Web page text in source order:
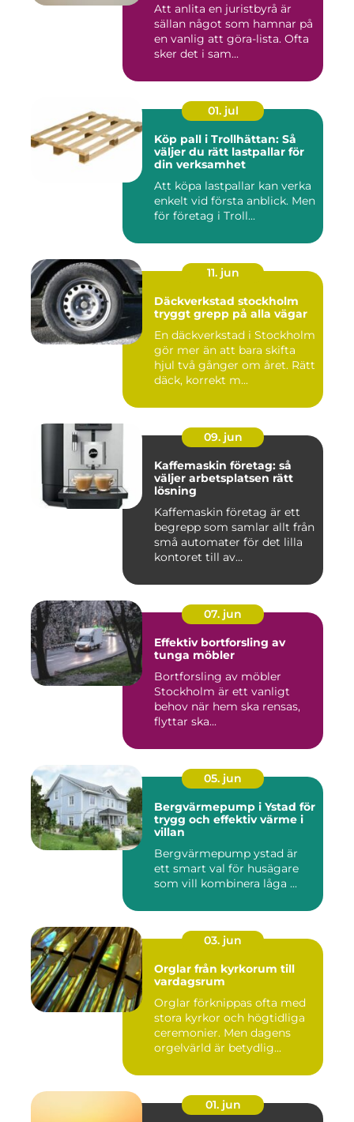
Att anlita en juristbyrå är
sällan något som hamnar på
en vanlig att göra-lista. Ofta
sker det i sam...
01. jul
Köp pall i Trollhättan: Så
väljer du rätt lastpallar för
din verksamhet
Att köpa lastpallar kan verka
enkelt vid första anblick. Men
för företag i Troll...
11. jun
Däckverkstad stockholm
tryggt grepp på alla vägar
En däckverkstad i Stockholm
gör mer än att bara skifta
hjul två gånger om året. Rätt
däck, korrekt m...
09. jun
Kaffemaskin företag: så
väljer arbetsplatsen rätt
lösning
Kaffemaskin företag är ett
begrepp som samlar allt från
små automater för det lilla
kontoret till av...
07. jun
Effektiv bortforsling av
tunga möbler
Bortforsling av möbler
Stockholm är ett vanligt
behov när hem ska rensas,
flyttar ska...
05. jun
Bergvärmepump i Ystad för
trygg och effektiv värme i
villan
Bergvärmepump ystad är
ett smart val för husägare
som vill kombinera låga ...
03. jun
Orglar från kyrkorum till
vardagsrum
Orglar förknippas ofta med
stora kyrkor och högtidliga
ceremonier. Men dagens
orgelvärld är betydlig...
01. jun